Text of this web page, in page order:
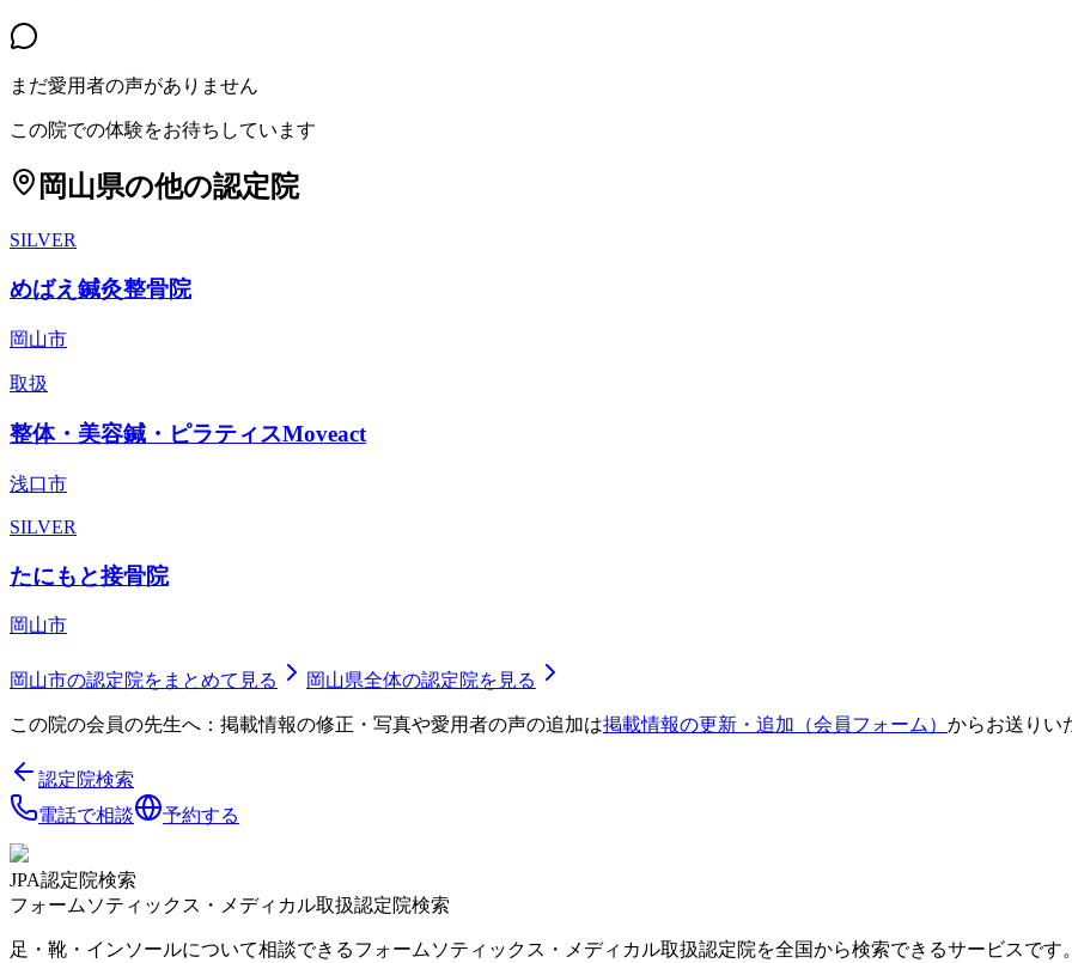
まだ愛用者の声がありません
この院での体験をお待ちしています
岡山県の他の認定院
SILVER
めばえ鍼灸整骨院
岡山市
取扱
整体・美容鍼・ピラティスMoveact
浅口市
SILVER
たにもと接骨院
岡山市
岡山市の認定院をまとめて見る 岡山県全体の認定院を見る
この院の会員の先生へ：掲載情報の修正・写真や愛用者の声の追加は掲載情報の更新・追加（会員フォーム） からお送りい
認定院検索
電話で相談
予約する
JPA認定院検索
フォームソティックス・メディカル取扱認定院検索
足・靴・インソールについて相談できるフォームソティックス・メディカル取扱認定院を全国から検索できるサービスです。